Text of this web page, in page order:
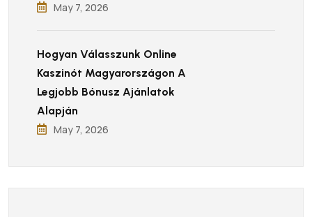
May 7, 2026
Hogyan Válasszunk Online
Kaszinót Magyarországon A
Legjobb Bónusz Ajánlatok
Alapján
May 7, 2026